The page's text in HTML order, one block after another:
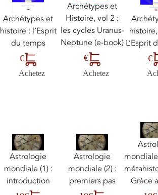
Archétypes et
histoire : l’Esprit
du temps
€
Achetez
Archétypes et
Histoire, vol 2 :
les cycles Uranus-
Neptune (e-book)
€
Achetez
L’Esprit
€
Astrologie
mondiale (1) :
introduction
Astrologie
mondiale (2) :
premiers pas
Grèce